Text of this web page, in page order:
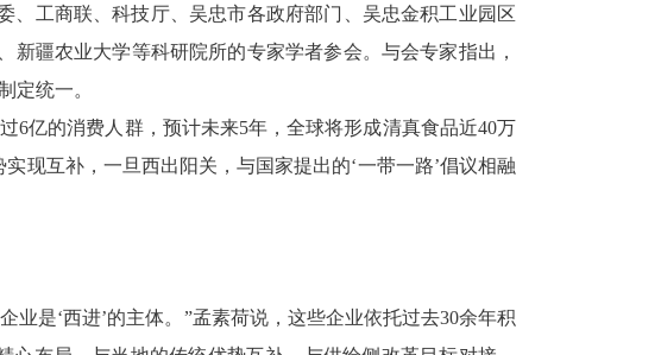
、工商联、科技厅、吴忠市各政府部门、吴忠金积工业园区
疆农业大学等科研院所的专家学者参会。与会专家指出，
定统一。
6亿的消费人群，预计未来5年，全球将形成清真食品近40万
现互补，一旦西出阳关，与国家提出的‘一带一路’倡议相融
业是‘西进’的主体。”孟素荷说，这些企业依托过去30余年积